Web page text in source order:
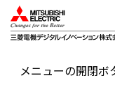
メニューの開閉ボ